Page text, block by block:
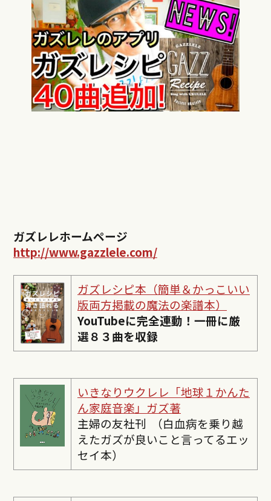
ガズレレホームページ
http://www.gazzlele.com/
ガズレシピ本（簡単＆かっこいい
版両方掲載の魔法の楽譜本）
YouTubeに完全連動！一冊に厳
選８３曲を収録
いきなりウクレレ「地球１かんた
ん家庭音楽」ガズ著
主婦の友社刊 （白血病を乗り越
えたガズが良いこと言ってるエッ
セイ本）